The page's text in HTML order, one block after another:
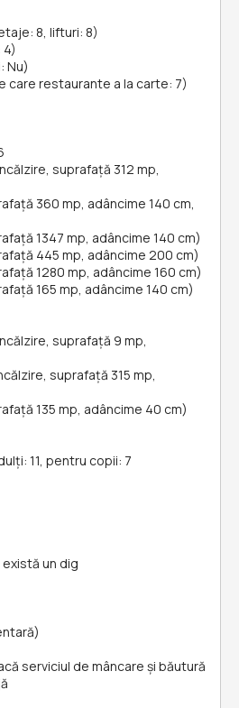
8, lifturi: 8)
4)
Nu)
care restaurante a la carte: 7)
suprafață 312 mp,
360 mp, adâncime 140 cm,
1347 mp, adâncime 140 cm)
445 mp, adâncime 200 cm)
1280 mp, adâncime 160 cm)
165 mp, adâncime 140 cm)
suprafață 9 mp,
suprafață 315 mp,
135 mp, adâncime 40 cm)
11, pentru copii: 7
un dig
serviciul de mâncare și băutură